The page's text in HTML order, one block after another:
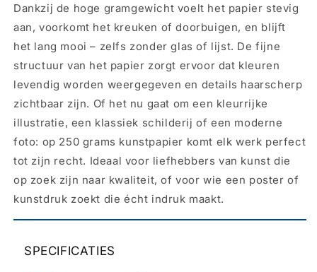
Dankzij de hoge gramgewicht voelt het papier stevig
aan, voorkomt het kreuken of doorbuigen, en blijft
het lang mooi – zelfs zonder glas of lijst. De fijne
structuur van het papier zorgt ervoor dat kleuren
levendig worden weergegeven en details haarscherp
zichtbaar zijn. Of het nu gaat om een kleurrijke
illustratie, een klassiek schilderij of een moderne
foto: op 250 grams kunstpapier komt elk werk perfect
tot zijn recht. Ideaal voor liefhebbers van kunst die
op zoek zijn naar kwaliteit, of voor wie een poster of
kunstdruk zoekt die écht indruk maakt.
SPECIFICATIES